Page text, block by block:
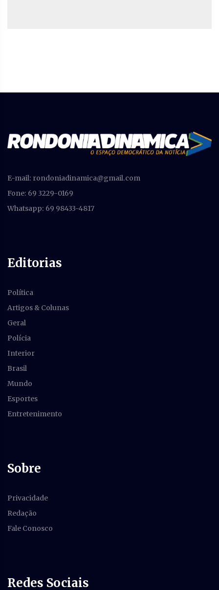
E-mail: rondoniadinamica@gmail.com
Fone: 69 3229-0169
Whatsapp: 69 98433-4817
Editorias
Política
Artigos & Colunas
Geral
Polícia
Interior
Brasil
Mundo
Esportes
Entretenimento
Sobre
Privacidade
Redação
Fale Conosco
Redes Sociais